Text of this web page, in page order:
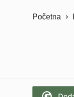
Početna